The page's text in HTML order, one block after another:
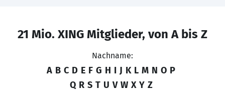
21 Mio. XING Mitglieder, von A bis Z
Nachname:
A B C D E F G H I J K L M N O P
Q R S T U V W X Y Z